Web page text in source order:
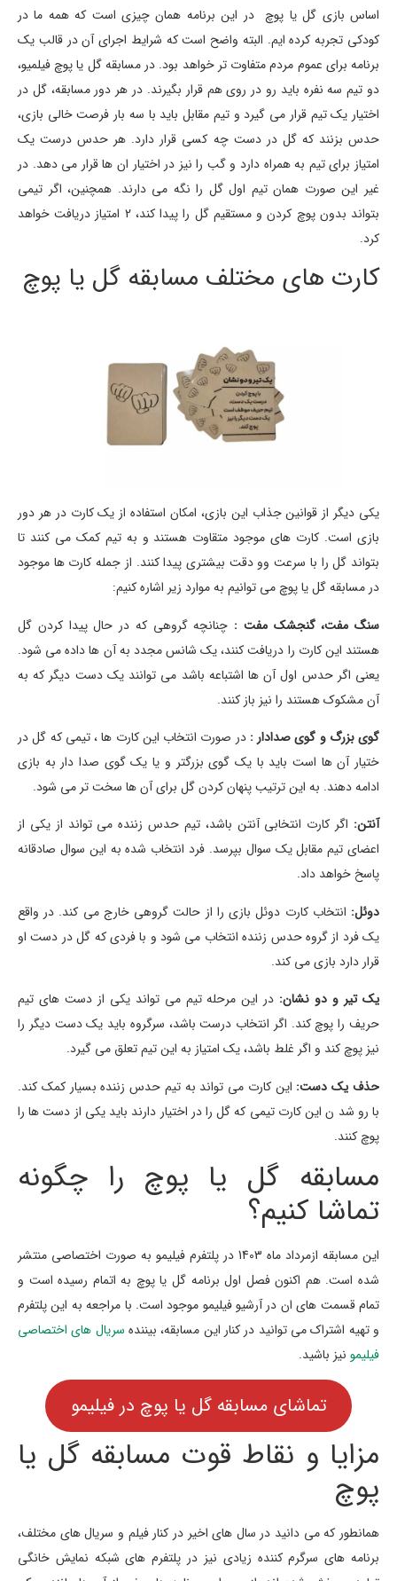
اساس بازی گل یا پوچ در این برنامه همان چیزی است که همه ما در
کودکی تجربه کرده ایم. البته واضح است که شرایط اجرای آن در قالب یک
برنامه برای عموم مردم متفاوت تر خواهد بود. در مسابقه گل یا پوچ فیلمیو،
دو تیم سه نفره باید رو در روی هم قرار بگیرند. در هر دور مسابقه، گل در
اختیار یک تیم قرار می گیرد و تیم مقابل باید با سه بار فرصت خالی بازی،
حدس بزنند که گل در دست چه کسی قرار دارد. هر حدس درست یک
امتیاز برای تیم به همراه دارد و گب را نیز در اختیار ان ها قرار می دهد. در
غیر این صورت همان تیم اول گل را نگه می دارند. همچنین، اگر تیمی
بتواند بدون پوچ کردن و مستقیم گل را پیدا کند، 2 امتیاز دریافت خواهد
کرد.
کارت های مختلف مسابقه گل یا پوچ
یکی دیگر از قوانین جذاب این بازی، امکان استفاده از یک کارت در هر دور
بازی است. کارت های موجود متقاوت هستند و به تیم کمک می کنند تا
بتواند گل را با سرعت وو دقت بیشتری پیدا کنند. از جمله کارت ها موجود
در مسابقه گل یا پوچ می توانیم به موارد زیر اشاره کنیم:
سنگ مفت، گنجشک مفت : چنانچه گروهی که در حال پیدا کردن گل
هستند این کارت را دریافت کنند، یک شانس مجدد به آن ها داده می شود.
یعنی اگر حدس اول آن ها اشتباعه باشد می توانند یک دست دیگر که به
آن مشکوک هستند را نیز باز کنند.
گوی بزرگ و گوی صدادار :در صورت انتخاب این کارت ها ، تیمی که گل در
ختیار آن ها است باید با یک گوی بزرگتر و یا یک گوی صدا دار به بازی
ادامه دهند. به این ترتیب پنهان کردن گل برای آن ها سخت تر می شود.
آنتن: اگر کارت انتخابی آنتن باشد، تیم حدس زننده می تواند از یکی از
اعضای تیم مقابل یک سوال بپرسد. فرد انتخاب شده به این سوال صادقانه
پاسخ خواهد داد.
دوئل: انتخاب کارت دوئل بازی را از حالت گروهی خارج می کند. در واقع
یک فرد از گروه حدس زننده انتخاب می شود و با فردی که گل در دست او
قرار دارد بازی می کند.
یک تیر و دو نشان: در این مرحله تیم می تواند یکی از دست های تیم
حریف را پوچ کند. اگر انتخاب درست باشد، سرگروه باید یک دست دیگر را
نیز پوچ کند و اگر غلط باشد، یک امتیاز به این تیم تعلق می گیرد.
حذف یک دست: این کارت می تواند به تیم حدس زننده بسیار کمک کند.
با رو شد ن این کارت تیمی که گل را در اختیار دارند باید یکی از دست ها را
پوچ کنند.
مسابقه گل یا پوچ را چگونه
تماشا کنیم؟
این مسابقه ازمرداد ماه 1403 در پلتفرم فیلیمو به صورت اختصاصی منتشر
شده است. هم اکنون فصل اول برنامه گل یا پوچ به اتمام رسیده است و
تمام قسمت های ان در آرشیو فیلیمو موجود است. با مراجعه به این پلتفرم
و تهیه اشتراک می توانید در کنار این مسابقه، بیننده سریال های اختصاصی
فیلیمو نیز باشید.
تماشای مسابقه گل یا پوچ در فیلیمو
مزایا و نقاط قوت مسابقه گل یا
پوچ
همانطور که می دانید در سال های اخیر در کنار فیلم و سریال های مختلف،
برنامه های سرگرم کننده زیادی نیز در پلتفرم های شبکه نمایش خانگی